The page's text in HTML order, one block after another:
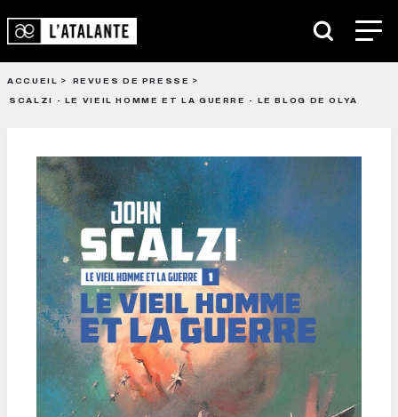
ACCUEIL
REVUES DE PRESSE
SCALZI - LE VIEIL HOMME ET LA GUERRE - LE BLOG DE OLYA